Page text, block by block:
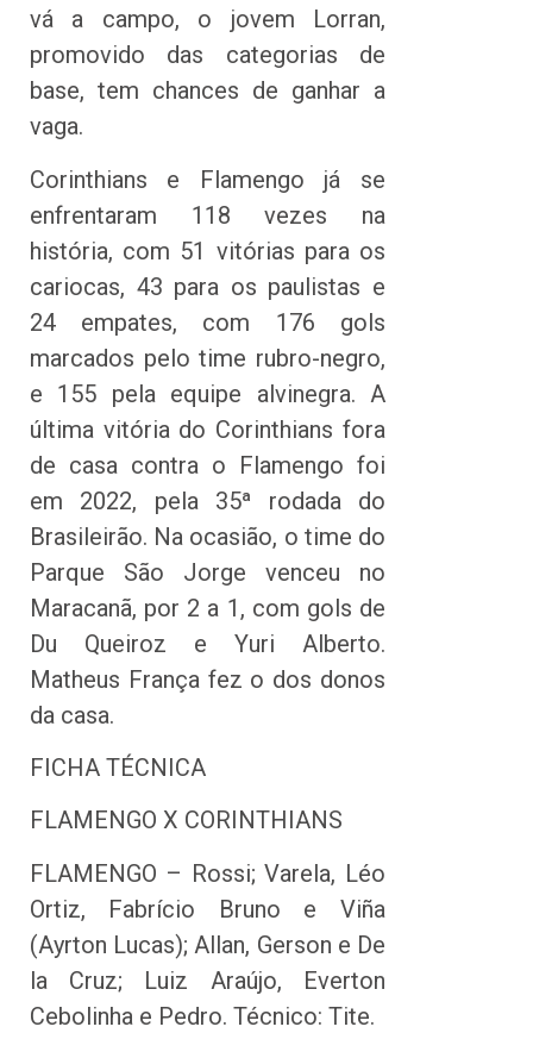
vá a campo, o jovem Lorran,
promovido das categorias de
base, tem chances de ganhar a
vaga.
Corinthians e Flamengo já se
enfrentaram 118 vezes na
história, com 51 vitórias para os
cariocas, 43 para os paulistas e
24 empates, com 176 gols
marcados pelo time rubro-negro,
e 155 pela equipe alvinegra. A
última vitória do Corinthians fora
de casa contra o Flamengo foi
em 2022, pela 35ª rodada do
Brasileirão. Na ocasião, o time do
Parque São Jorge venceu no
Maracanã, por 2 a 1, com gols de
Du Queiroz e Yuri Alberto.
Matheus França fez o dos donos
da casa.
FICHA TÉCNICA
FLAMENGO X CORINTHIANS
FLAMENGO – Rossi; Varela, Léo
Ortiz, Fabrício Bruno e Viña
(Ayrton Lucas); Allan, Gerson e De
la Cruz; Luiz Araújo, Everton
Cebolinha e Pedro. Técnico: Tite.